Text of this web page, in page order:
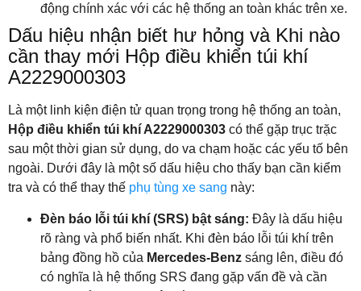
động chính xác với các hệ thống an toàn khác trên xe.
Dấu hiệu nhận biết hư hỏng và Khi nào
cần thay mới Hộp điều khiển túi khí
A2229000303
Là một linh kiện điện tử quan trọng trong hệ thống an toàn,
Hộp điều khiển túi khí A2229000303 có thể gặp trục trặc
sau một thời gian sử dụng, do va chạm hoặc các yếu tố bên
ngoài. Dưới đây là một số dấu hiệu cho thấy bạn cần kiểm
tra và có thể thay thế phụ tùng xe sang này:
Đèn báo lỗi túi khí (SRS) bật sáng: Đây là dấu hiệu
rõ ràng và phổ biến nhất. Khi đèn báo lỗi túi khí trên
bảng đồng hồ của Mercedes-Benz sáng lên, điều đó
có nghĩa là hệ thống SRS đang gặp vấn đề và cần